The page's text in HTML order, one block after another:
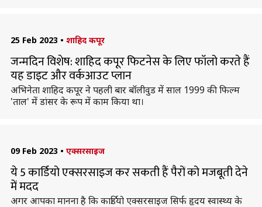
25 Feb 2023 • शाहिद कपूर
जन्मदिन विशेष: शाहिद कपूर फिटनेस के लिए फॉलो करते हैं
यह डाइट और वर्कआउट प्लान
अभिनेता शाहिद कपूर ने पहली बार बॉलीवुड में साल 1999 की फिल्म
'ताल' में डांसर के रूप में काम किया था।
09 Feb 2023 • एक्सरसाइज
ये 5 कार्डियो एक्सरसाइज कर सकती हैं पैरों को मजबूती देने
में मदद
अगर आपका मानना है कि कार्डियो एक्सरसाइज सिर्फ हृदय स्वास्थ्य के